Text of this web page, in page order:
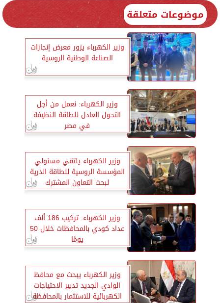
موضوعات متعلقة
وزير الكهرباء يزور معرض إنجازات
الصناعة الوطنية الروسية
وزير الكهرباء: نعمل من أجل
التحول العادل للطاقة النظيفة
في مصر
وزير الكهرباء يلتقي مسئولي
المؤسسة الروسية للطاقة الذرية
لبحث التعاون المشترك
وزير الكهرباء: تركيب 186 ألف
عداد كودي بالمحافظات خلال 50
يومًا
وزير الكهرباء يبحث مع محافظ
الوادي الجديد تدبير الاحتياجات
الكهربائية للاستثمار بالمحافظة